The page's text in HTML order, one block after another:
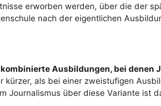
erworben werden, über die der
nach der eigentlichen
kombinierte Ausbildungen, bei denen
kürzer, als bei einer zweistufigen
Journalismus über diese Variante ist